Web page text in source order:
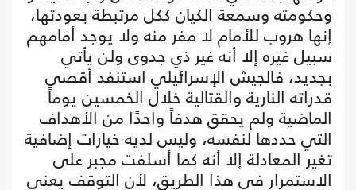
وحكومته وسمعة الكيان ككل مرتبطة بعودتها،
إنها هروب للأمام لا مفر منه ولا يوجد أمامهم
سبيل غيره إلا أنه غير ذي جدوى ولن يأتي
بجديد، فالجيش الإسرائيلي استنفد أقصى
قدراته النارية والقتالية خلال الخمسين يوماً
الماضية ولم يحقق هدفاً واحدًا من الأهداف
التي حددها لنفسه، وليس لديه خيارات إضافية
تغير المعادلة إلا أنه كما أسلفت مجبر على
الاستمرار في هذا الطريق، لأن التوقف يعني